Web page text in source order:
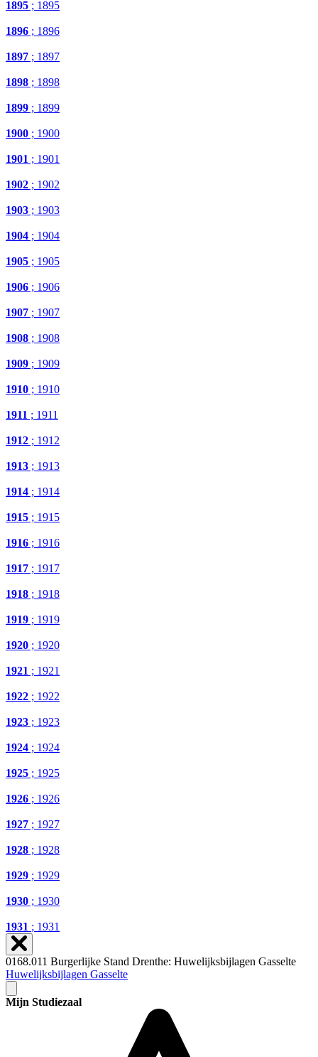
1895 ; 1895
1896 ; 1896
1897 ; 1897
1898 ; 1898
1899 ; 1899
1900 ; 1900
1901 ; 1901
1902 ; 1902
1903 ; 1903
1904 ; 1904
1905 ; 1905
1906 ; 1906
1907 ; 1907
1908 ; 1908
1909 ; 1909
1910 ; 1910
1911 ; 1911
1912 ; 1912
1913 ; 1913
1914 ; 1914
1915 ; 1915
1916 ; 1916
1917 ; 1917
1918 ; 1918
1919 ; 1919
1920 ; 1920
1921 ; 1921
1922 ; 1922
1923 ; 1923
1924 ; 1924
1925 ; 1925
1926 ; 1926
1927 ; 1927
1928 ; 1928
1929 ; 1929
1930 ; 1930
1931 ; 1931
0168.011 Burgerlijke Stand Drenthe: Huwelijksbijlagen Gasselte
Huwelijksbijlagen Gasselte
Mijn Studiezaal